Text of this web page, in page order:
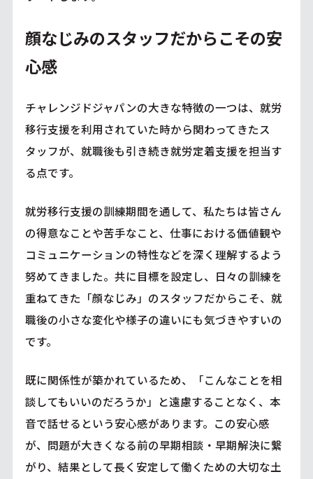
顔なじみのスタッフだからこその安
心感
チャレンジドジャパンの大きな特徴の一つは、就労
移行支援を利用されていた時から関わってきたス
タッフが、就職後も引き続き就労定着支援を担当す
る点です。
就労移行支援の訓練期間を通して、私たちは皆さん
の得意なことや苦手なこと、仕事における価値観や
コミュニケーションの特性などを深く理解するよう
努めてきました。共に目標を設定し、日々の訓練を
重ねてきた「顔なじみ」のスタッフだからこそ、就
職後の小さな変化や様子の違いにも気づきやすいの
です。
既に関係性が築かれているため、「こんなことを相
談してもいいのだろうか」と遠慮することなく、本
音で話せるという安心感があります。この安心感
が、問題が大きくなる前の早期相談・早期解決に繋
がり、結果として長く安定して働くための大切な土